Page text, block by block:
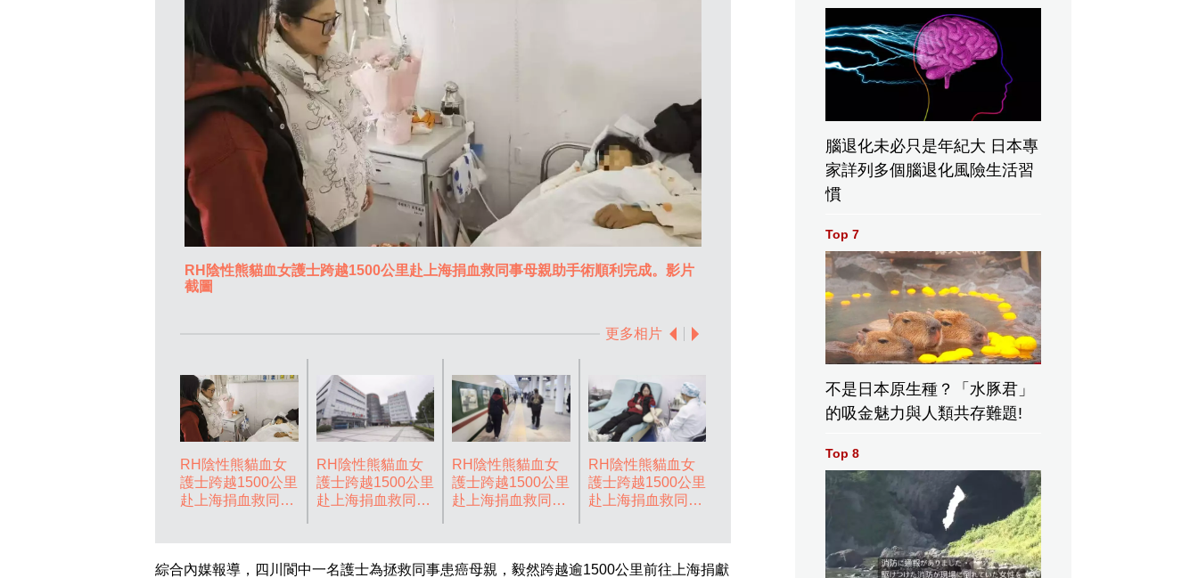
RH陰性熊貓血女護士跨越1500公里赴上海捐血救同事母親助手術順利完成。影片
截圖
RH陰性熊貓血女護士跨越1500公里赴上海捐血救同事母親助手術順利完成。
更多相片
RH陰性熊貓血女
護士跨越1500公里
赴上海捐血救同事
RH陰性熊貓血女
護士跨越1500公里
赴上海捐血救同事
RH陰性熊貓血女
護士跨越1500公里
赴上海捐血救同事
RH陰性熊貓血女
護士跨越1500公里
赴上海捐血救同事
綜合內媒報導，四川閬中一名護士為拯救同事患癌母親，毅然跨越逾1500公里前往上海捐獻
腦退化未必只是年紀大 日本專
家詳列多個腦退化風險生活習
慣
Top 7
不是日本原生種？「水豚君」
的吸金魅力與人類共存難題!
Top 8